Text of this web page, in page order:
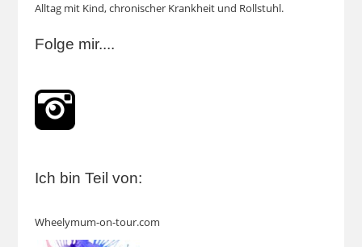
Alltag mit Kind, chronischer Krankheit und Rollstuhl.
Folge mir....
Ich bin Teil von:
Wheelymum-on-tour.com